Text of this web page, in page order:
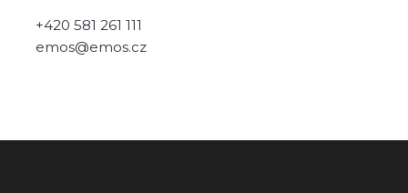
+420 581 261 111
emos@emos.cz